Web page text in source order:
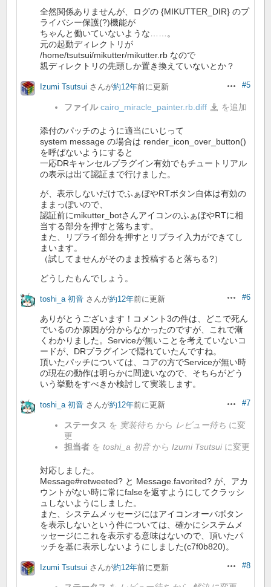
全然関係ありませんが、ログの {MIKUTTER_DIR} のプ
ライバシー保護(?)機能が
ちゃんと働いていないような……。
元の起動ディレクトリが
/home/tsutsui/mikutter/mikutter.rb なので
親ディレクトリの先頭しか置き換えていないとか？
操作#5
Izumi Tsutsui さんが約12年前に更新
ファイル cairo_miracle_painter.rb.diff を追加
添付のパッチのように適当にいじって
system message の場合は render_icon_over_button()
を呼ばないようにすると
一応DRキャンセルプラグイン有効でもチュートリアル
の表示は出て認証まで行けました。
が、表示しないだけでふぁぼやRTボタン自体は有効の
ままっぽいので、
認証前にmikutter_botさんアイコンのふぁぼやRTに相
当する部分を押すと落ちます。
また、リプライ部分を押すとリプライ入力ができてし
まいます。
（試してませんがそのまま投稿すると落ちる?）
どうしたもんでしょう。
操作#6
toshi_a 初音 さんが約12年前に更新
ありがとうございます！コメント3の件は、どこで死ん
でいるのか原因が分からなかったのですが、これで漸
くわかりました。Serviceが無いことを考えていないコ
ードが、DRプラグインで隠れていたんですね。
頂いたパッチについては、コアの方でServiceが無い時
の現在の動作は明らかに間違いなので、そちらがどう
いう挙動をすべきか検討して実装します。
操作#7
toshi_a 初音 さんが約12年前に更新
ステータス を 実装待ち から レビュー待ち に変
更
担当者 を toshi_a 初音から Izumi Tsutsuiに変更
対応しました。
Message#retweeted? と Message.favorited? が、アカ
ウントがない時に常にfalseを返すようにしてクラッシ
ュしないようにしました。
また、システムメッセージにはアイコンオーバボタン
を表示しないという件については、確かにシステムメ
ッセージにこれを表示する意味はないので、頂いたパ
ッチを基に表示しないようにしました(c7f0b820)。
操作#8
Izumi Tsutsui さんが約12年前に更新